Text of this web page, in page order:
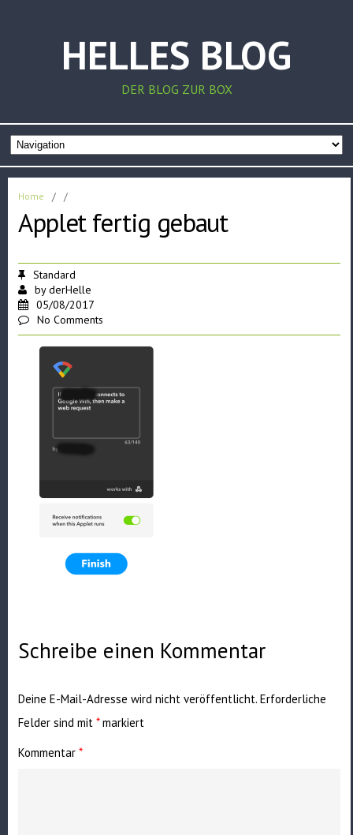
HELLES BLOG
DER BLOG ZUR BOX
Home / /
Applet fertig gebaut
Standard
byderHelle
05/08/2017
No Comments
Schreibe einen Kommentar
Deine E-Mail-Adresse wird nicht veröffentlicht. Erforderliche
Felder sind mit*markiert
Kommentar*